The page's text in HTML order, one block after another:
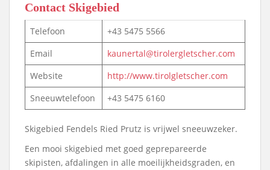
Contact Skigebied
Telefoon
+43 5475 5566
Email
kaunertal@tirolergletscher.com
Website
http://www.tirolgletscher.com
Sneeuwtelefoon
+43 5475 6160
Skigebied Fendels Ried Prutz is vrijwel sneeuwzeker.
Een mooi skigebied met goed geprepareerde
skipisten, afdalingen in alle moeilijkheidsgraden, en